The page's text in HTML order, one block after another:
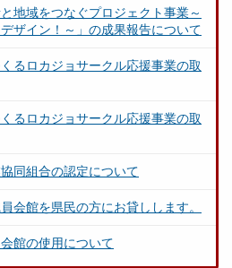
地域をつなぐプロジェクト事業～
ザイン！～」の成果報告について
るロカジョサークル応援事業の取
るロカジョサークル応援事業の取
同組合の認定について
会館を県民の方にお貸しします。
館の使用について